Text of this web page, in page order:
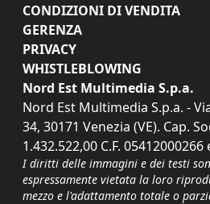
CONDIZIONI DI VENDITA
GERENZA
PRIVACY
WHISTLEBLOWING
Nord Est Multimedia S.p.a.
Nord Est Multimedia S.p.a. -
34, 30171 Venezia (VE). Cap.
1.432.522,00 C.F. 05412000266
I diritti delle immagini e dei testi
espressamente vietata la loro
mezzo e l'adattamento totale o